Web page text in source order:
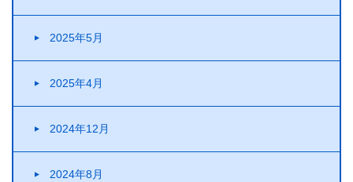
2025年5月
2025年4月
2024年12月
2024年8月